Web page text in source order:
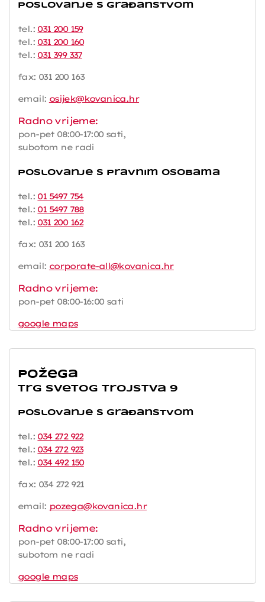
Poslovanje s građanstvom
tel.: 031 200 159
tel.: 031 200 160
tel.: 031 399 337
fax: 031 200 163
email: osijek@kovanica.hr
Radno vrijeme:
pon-pet 08:00-17:00 sati,
subotom ne radi
Poslovanje s pravnim osobama
tel.: 01 5497 754
tel.: 01 5497 788
tel.: 031 200 162
fax: 031 200 163
email: corporate-all@kovanica.hr
Radno vrijeme:
pon-pet 08:00-16:00 sati
google maps
Požega
Trg Svetog Trojstva 9
Poslovanje s građanstvom
tel.: 034 272 922
tel.: 034 272 923
tel.: 034 492 150
fax: 034 272 921
email: pozega@kovanica.hr
Radno vrijeme:
pon-pet 08:00-17:00 sati,
subotom ne radi
google maps